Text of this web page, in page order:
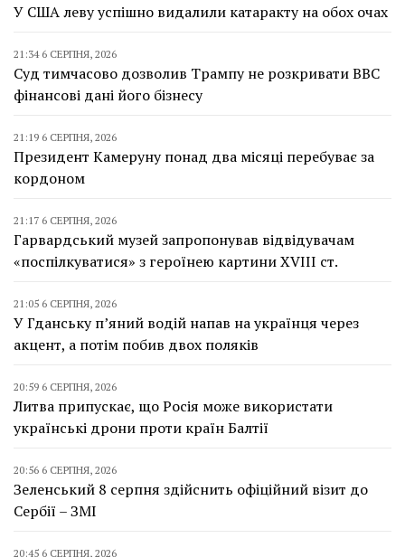
У США леву успішно видалили катаракту на обох очах
21:34 6 СЕРПНЯ, 2026
Суд тимчасово дозволив Трампу не розкривати BBC
фінансові дані його бізнесу
21:19 6 СЕРПНЯ, 2026
Президент Камеруну понад два місяці перебуває за
кордоном
21:17 6 СЕРПНЯ, 2026
Гарвардський музей запропонував відвідувачам
«поспілкуватися» з героїнею картини XVIII ст.
21:05 6 СЕРПНЯ, 2026
У Гданську п’яний водій напав на українця через
акцент, а потім побив двох поляків
20:59 6 СЕРПНЯ, 2026
Литва припускає, що Росія може використати
українські дрони проти країн Балтії
20:56 6 СЕРПНЯ, 2026
Зеленський 8 серпня здійснить офіційний візит до
Сербії – ЗМІ
20:45 6 СЕРПНЯ, 2026